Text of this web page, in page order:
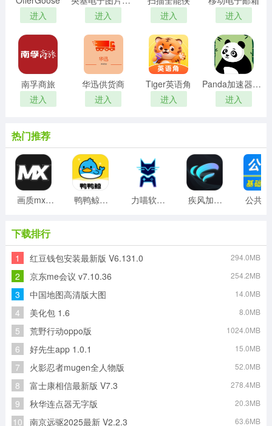
进入
进入
进入
进入
南孚商旅
进入
华迅供货商
进入
Tiger英语角
进入
Panda加速器免费版
进入
热门推荐
画质mxpro工具最新版 鸭鸭鲸云手机客户端 力喵软件最新版 疾风加速器免费版
下载排行
1 红豆钱包安装最新版 V6.131.0 294.0MB
2 京东me会议 v7.10.36 254.2MB
3 中国地图高清版大图 14.0MB
4 美化包 1.6 8.0MB
5 荒野行动oppo版 1024.0MB
6 好先生app 1.0.1 15.0MB
7 火影忍者mugen全人物版 52.0MB
8 富士康相信最新版 V7.3 278.4MB
9 秋华连点器无字版 20.3MB
10 南京远驱2025最新 V2.2.3 63.6MB